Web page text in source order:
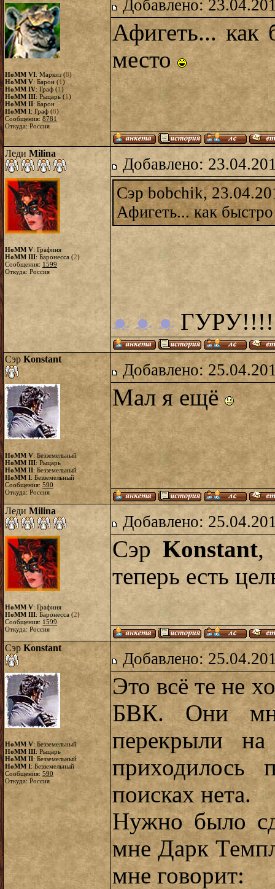
HoMM VI: Маркиз (8)
HoMM V: Барон (1)
HoMM IV: Граф (1)
HoMM III: Рыцарь (1)
HoMM II: Барон
HoMM I: Граф (8)
Сообщения: 8781
Откуда: Россия
Добавлено:
Афигеть... как
место
Леди Milina
HoMM V: Графиня
HoMM III: Баронесса (2)
Сообщения: 1599
Откуда: Россия
Добавлено:
Сэр bobchik,
Афигеть... как
ГУРУ!!!!
Сэр Konstant
HoMM V: Безземельный
HoMM III: Рыцарь
HoMM II: Безземельный
HoMM I: Безземельный
Сообщения: 590
Откуда: Россия
Добавлено:
Мал я ещё
Леди Milina
HoMM V: Графиня
HoMM III: Баронесса (2)
Сообщения: 1599
Откуда: Россия
Добавлено:
СэрKonstant,
теперь есть
Сэр Konstant
HoMM V: Безземельный
HoMM III: Рыцарь
HoMM II: Безземельный
HoMM I: Безземельный
Сообщения: 590
Откуда: Россия
Добавлено:
Это всё те не
БВК. Они
перекрыли
приходилось
поисках нета.
Нужно было
мне Дарк
мне говорит: